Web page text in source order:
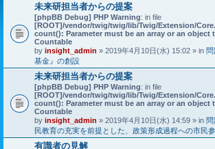
未来研担当者からの提案
[phpBB Debug] PHP Warning: in file
[ROOT]/vendor/twig/twig/lib/Twig/Extension/
count(): Parameter must be an array or an object
Countable
by insight_admin » 2019年4月10日(水) 15:02 » in
基金』の創設
未来研担当者からの提案
[phpBB Debug] PHP Warning: in file
[ROOT]/vendor/twig/twig/lib/Twig/Extension/
count(): Parameter must be an array or an object
Countable
by insight_admin » 2019年4月10日(水) 14:59 » in
民教育の充実を前提とした、政策形成過程への市民
有識者の見解